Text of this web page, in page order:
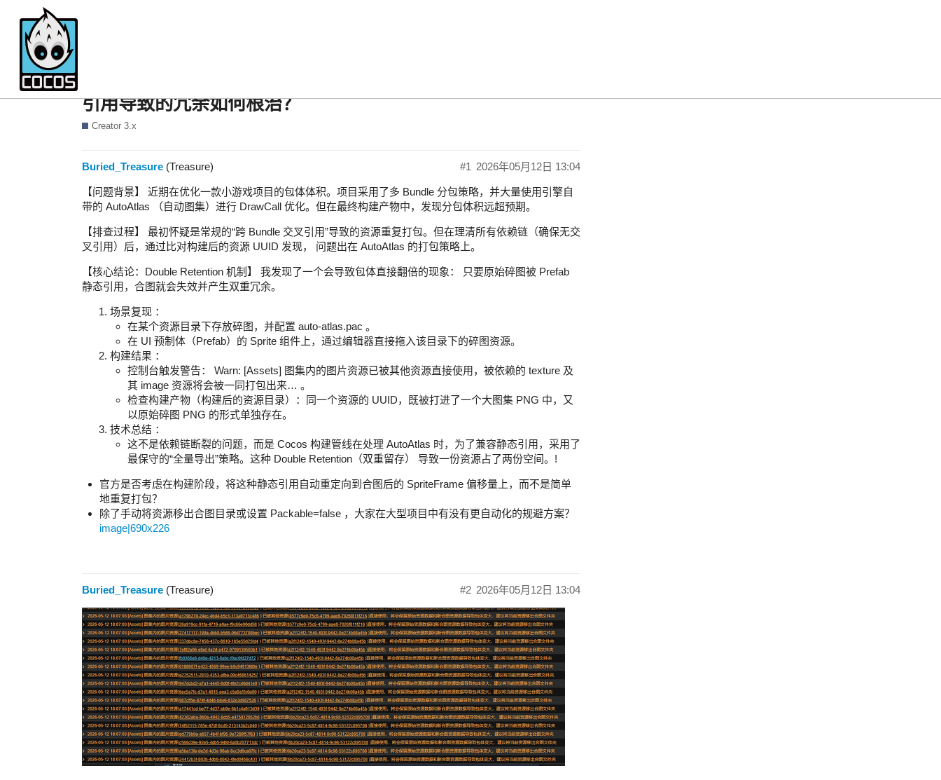
引用导致的冗余如何根治？
Creator 3.x
Buried_Treasure (Treasure) 2026年05月12日 13:04
#1
【问题背景】 近期在优化一款小游戏项目的包体体积。项目采用了多 Bundle 分包策略，并大量使用引擎自
带的 AutoAtlas （自动图集）进行 DrawCall 优化。但在最终构建产物中，发现分包体积远超预期。
【排查过程】 最初怀疑是常规的“跨 Bundle 交叉引用”导致的资源重复打包。但在理清所有依赖链（确保无交
叉引用）后，通过比对构建后的资源 UUID 发现， 问题出在 AutoAtlas 的打包策略上。
【核心结论：Double Retention 机制】 我发现了一个会导致包体直接翻倍的现象： 只要原始碎图被 Prefab
静态引用，合图就会失效并产生双重冗余。
场景复现 ：
在某个资源目录下存放碎图，并配置 auto-atlas.pac 。
在 UI 预制体（Prefab）的 Sprite 组件上，通过编辑器直接拖入该目录下的碎图资源。
构建结果 ：
控制台触发警告： Warn: [Assets] 图集内的图片资源已被其他资源直接使用，被依赖的 texture 及
其 image 资源将会被一同打包出来… 。
检查构建产物（构建后的资源目录）：同一个资源的 UUID，既被打进了一个大图集 PNG 中，又
以原始碎图 PNG 的形式单独存在。
技术总结 ：
这不是依赖链断裂的问题，而是 Cocos 构建管线在处理 AutoAtlas 时，为了兼容静态引用，采用了
最保守的“全量导出”策略。这种 Double Retention（双重留存） 导致一份资源占了两份空间。!
官方是否考虑在构建阶段，将这种静态引用自动重定向到合图后的 SpriteFrame 偏移量上，而不是简单
地重复打包？
除了手动将资源移出合图目录或设置 Packable=false ，大家在大型项目中有没有更自动化的规避方案？
image|690x226
Buried_Treasure (Treasure) 2026年05月12日 13:04
#2